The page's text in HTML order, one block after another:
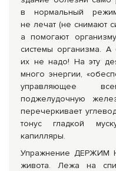
в нормальный
не лечат (не снимают
а помогают
системы организма. А
их не надо! На эту
много энергии,
управляющее
поджелудочную
перечеркивает
тонус гладкой
капилляры.
Упражнение ДЕРЖИМ
живота. Лежа на